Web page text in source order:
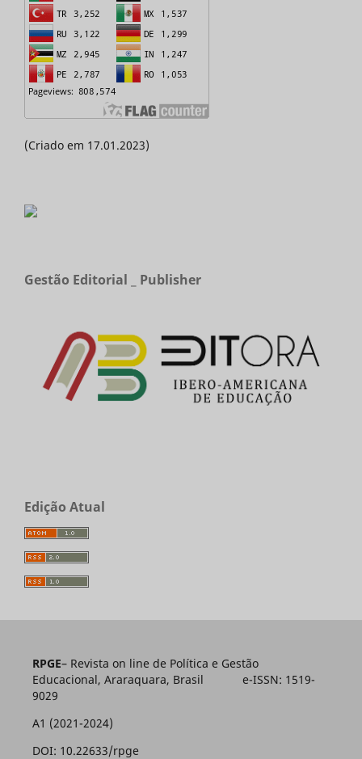
(Criado em 17.01.2023)
Gestão Editorial _ Publisher
Edição Atual
RPGE– Revista on line de Política e Gestão
Educacional, Araraquara, Brasil e-ISSN: 1519-
9029
A1 (2021-2024)
DOI: 10.22633/rpge